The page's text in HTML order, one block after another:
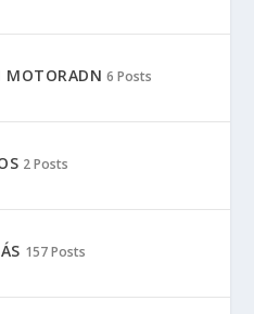
MOTORADN 6 Posts
2 Posts
157 Posts